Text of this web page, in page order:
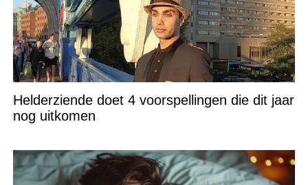
Helderziende doet 4 voorspellingen die dit jaar
nog uitkomen